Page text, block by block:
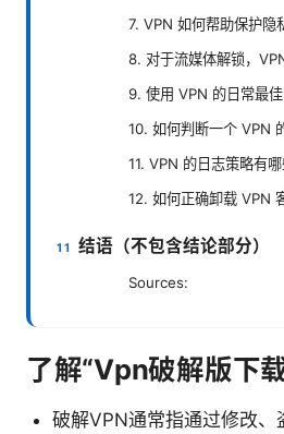
7. VPN 如何帮助保护隐
8. 对于流媒体解锁，
9. 使用 VPN 的日常最佳
10. 如何判断一个 VPN
11. VPN 的日志策略有哪
12. 如何正确卸载 VPN
结语（不包含结论部分）
Sources:
了解“Vpn破解版下
破解VPN通常指通过修改、